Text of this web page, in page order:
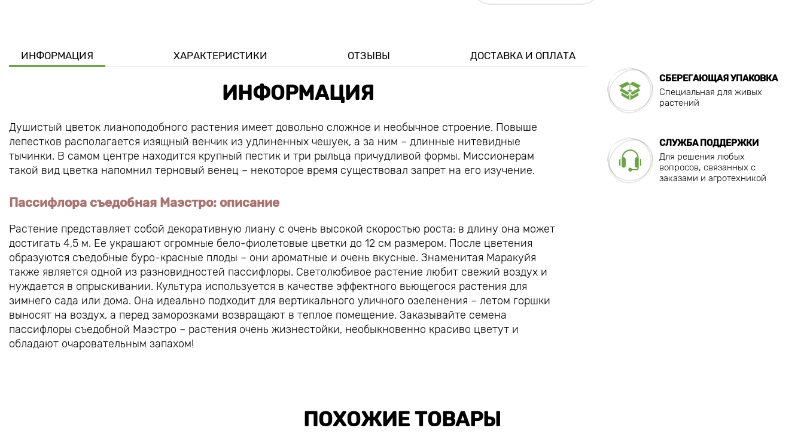
ИНФОРМАЦИЯ ХАРАКТЕРИСТИКИ ОТЗЫВЫ ДОСТАВКА И ОПЛАТА
ИНФОРМАЦИЯ
Душистый цветок лианоподобного растения имеет довольно сложное и необычное строение. Повыше
лепестков располагается изящный венчик из удлиненных чешуек, а за ним – длинные нитевидные
тычинки. В самом центре находится крупный пестик и три рыльца причудливой формы. Миссионерам
такой вид цветка напомнил терновый венец – некоторое время существовал запрет на его изучение.
Пассифлора съедобная Маэстро: описание
Растение представляет собой декоративную лиану с очень высокой скоростью роста: в длину она может
достигать 4,5 м. Ее украшают огромные бело-фиолетовые цветки до 12 см размером. После цветения
образуются съедобные буро-красные плоды – они ароматные и очень вкусные. Знаменитая Маракуйя
также является одной из разновидностей пассифлоры. Светолюбивое растение любит свежий воздух и
нуждается в опрыскивании. Культура используется в качестве эффектного вьющегося растения для
зимнего сада или дома. Она идеально подходит для вертикального уличного озеленения – летом горшки
выносят на воздух, а перед заморозками возвращают в теплое помещение. Заказывайте семена
пассифлоры съедобной Маэстро – растения очень жизнестойки, необыкновенно красиво цветут и
обладают очаровательным запахом!
СБЕРЕГАЮЩАЯ УПАКОВКА
Специальная для живых
растений
СЛУЖБА ПОДДЕРЖКИ
Для решения любых
вопросов, связанных с
заказами и агротехникой
ПОХОЖИЕ ТОВАРЫ